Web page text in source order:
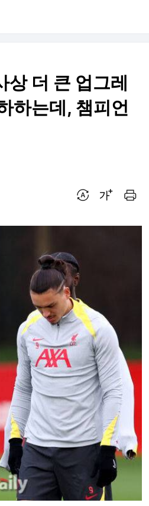
상 더 큰 업그레
하는데, 챔피언